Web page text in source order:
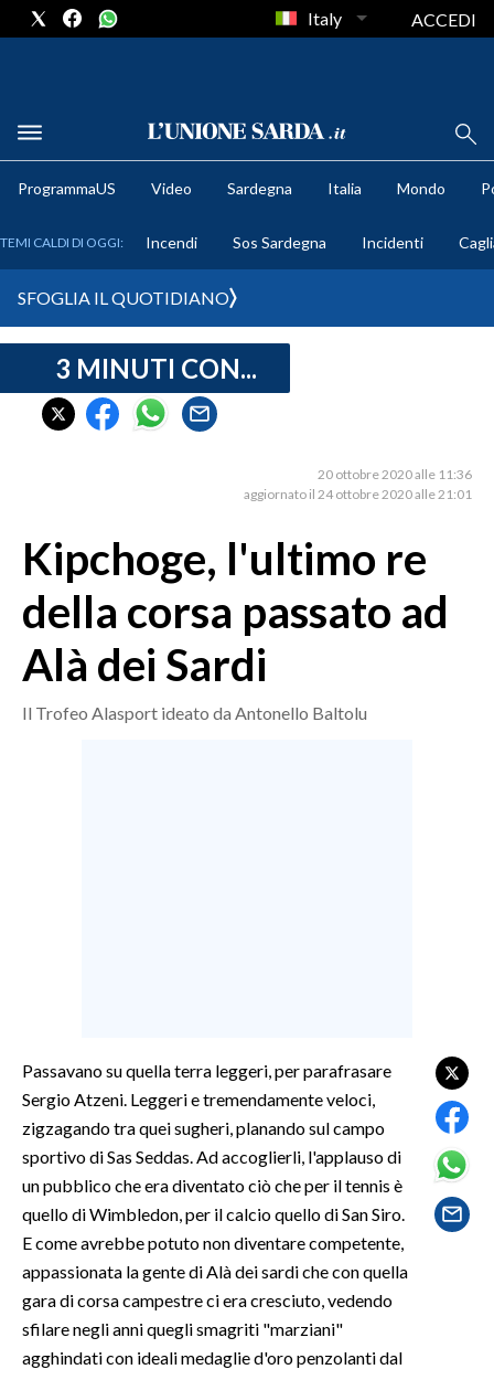
METEO
CRONACA SARDEGNA
CAGLIARI
SASSARI E PROVINCIA
GALLURA
OGLIASTRA
SPORT IN SARDEGNA
SPORT
RISULTATI E CLASSIFICHE
CALCIO
BASKET
VOLLEY
MOTORI
Italy ACCEDI
ProgrammaUS Video Sardegna Italia Mondo
TEMI CALDI DI OGGI: Incendi Sos Sardegna Incidenti
SFOGLIA IL QUOTIDIANO
3 MINUTI CON...
20 ottobre 2020 alle 11:36
aggiornato il 24 ottobre 2020 alle 21:01
Kipchoge, l'ultimo re
della corsa passato ad
Alà dei Sardi
Il Trofeo Alasport ideato da Antonello Baltolu
Passavano su quella terra leggeri, per parafrasare
Sergio Atzeni. Leggeri e tremendamente veloci,
zigzagando tra quei sugheri, planando sul campo
sportivo di Sas Seddas. Ad accoglierli, l'applauso di
un pubblico che era diventato ciò che per il tennis è
quello di Wimbledon, per il calcio quello di San Siro.
E come avrebbe potuto non diventare competente,
appassionata la gente di Alà dei sardi che con quella
gara di corsa campestre ci era cresciuto, vedendo
sfilare negli anni quegli smagriti "marziani"
agghindati con ideali medaglie d'oro penzolanti dal